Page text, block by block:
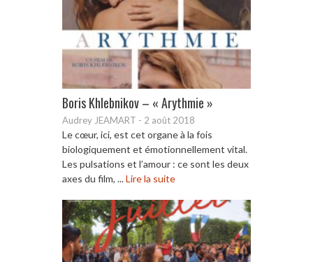
Boris Khlebnikov – « Arythmie »
Audrey JEAMART - 2 août 2018
Le cœur, ici, est cet organe à la fois
biologiquement et émotionnellement vital.
Les pulsations et l’amour : ce sont les deux
axes du film, ...Lire la suite